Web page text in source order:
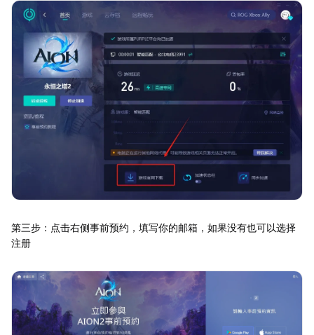
第三步：点击右侧事前预约，填写你的邮箱，如果没有也可以选择
注册